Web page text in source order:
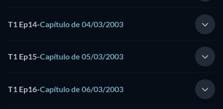
T1 Ep14-Capítulo de 04/03/2003
T1 Ep15-Capítulo de 05/03/2003
T1 Ep16-Capítulo de 06/03/2003